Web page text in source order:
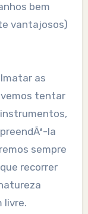
bem
vantajosos)
as
tentar
la
sempre
recorrer
livre.